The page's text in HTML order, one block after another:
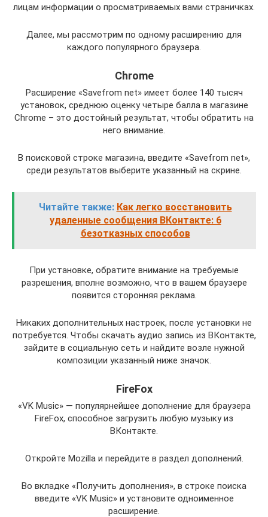
лицам информации о просматриваемых вами страничках.
Далее, мы рассмотрим по одному расширению для
каждого популярного браузера.
Chrome
Расширение «Savefrom net» имеет более 140 тысяч
установок, среднюю оценку четыре балла в магазине
Chrome – это достойный результат, чтобы обратить на
него внимание.
В поисковой строке магазина, введите «Savefrom net»,
среди результатов выберите указанный на скрине.
Читайте также: Как легко восстановить
удаленные сообщения ВКонтакте: 6
безотказных способов
При установке, обратите внимание на требуемые
разрешения, вполне возможно, что в вашем браузере
появится сторонняя реклама.
Никаких дополнительных настроек, после установки не
потребуется. Чтобы скачать аудио запись из ВКонтакте,
зайдите в социальную сеть и найдите возле нужной
композиции указанный ниже значок.
FireFox
«VK Music» — популярнейшее дополнение для браузера
FireFox, способное загрузить любую музыку из
ВКонтакте.
Откройте Mozilla и перейдите в раздел дополнений.
Во вкладке «Получить дополнения», в строке поиска
введите «VK Music» и установите одноименное
расширение.